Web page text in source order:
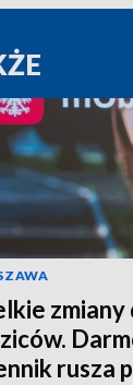
zmiany
rusza